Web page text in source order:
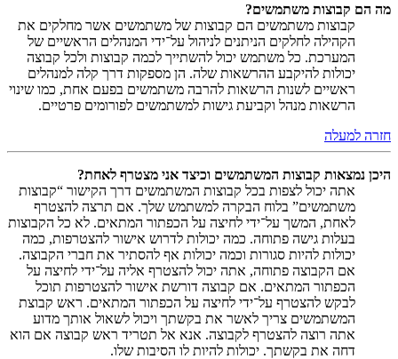
מה הם קבוצות משתמשים?
קבוצות משתמשים הם קבוצות של משתמשים אשר מחלקים את
הקהילה לחלקים הניתנים לניהול על־ידי המנהלים הראשיים של
המערכת. כל משתמש יכול להשתייך לכמה קבוצות ולכל קבוצה
יכולות להיקבע ההרשאות שלה. הן מספקות דרך קלה למנהלים
ראשיים לשנות הרשאות להרבה משתמשים בפעם אחת, כמו שינוי
הרשאות מנהל וקביעת גישות למשתמשים לפורומים פרטיים.
חזרה למעלה
היכן נמצאות קבוצות המשתמשים וכיצד אני מצטרף לאחת?
אתה יכול לצפות בכל קבוצות המשתמשים דרך הקישור “קבוצות
משתמשים” בלוח הבקרה למשתמש שלך. אם תרצה להצטרף
לאחת, המשך על־ידי לחיצה על הכפתור המתאים. לא כל הקבוצות
בעלות גישה פתוחה. כמה יכולות לדרוש אישור להצטרפות, כמה
יכולות להיות סגורות וכמה יכולות אף להסתיר את חברי הקבוצה.
אם הקבוצה פתוחה, אתה יכול להצטרף אליה על־ידי לחיצה על
הכפתור המתאים. אם קבוצה דורשת אישור להצטרפות תוכל
לבקש להצטרף על־ידי לחיצה על הכפתור המתאים. ראש קבוצת
המשתמשים צריך לאשר את בקשתך ויכול לשאול אותך מדוע
אתה רוצה להצטרף לקבוצה. אנא אל תטריד ראש קבוצה אם הוא
דחה את בקשתך. יכולות להיות לו הסיבות שלו.